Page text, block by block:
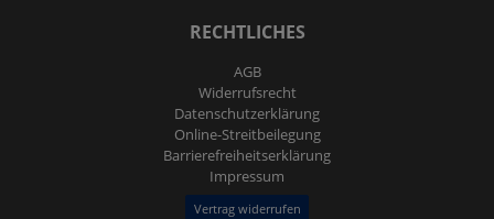
RECHTLICHES
AGB
Widerrufs­recht
Daten­schutz­erklärung
Online-Streitbeilegung
Barrierefreiheitserklärung
Impressum
Vertrag widerrufen